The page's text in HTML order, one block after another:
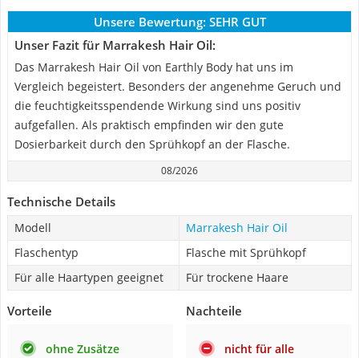
Unsere Bewertung: SEHR GUT
Unser Fazit für Marrakesh Hair Oil:
Das Marrakesh Hair Oil von Earthly Body hat uns im
Vergleich begeistert. Besonders der angenehme Geruch und
die feuchtigkeitsspendende Wirkung sind uns positiv
aufgefallen. Als praktisch empfinden wir den gute
Dosierbarkeit durch den Sprühkopf an der Flasche.
08/2026
Technische Details
Modell
Marrakesh Hair Oil
Flaschentyp
Flasche mit Sprühkopf
Für alle Haartypen geeignet
Für trockene Haare
Vorteile
ohne Zusätze
Nachteile
nicht für alle